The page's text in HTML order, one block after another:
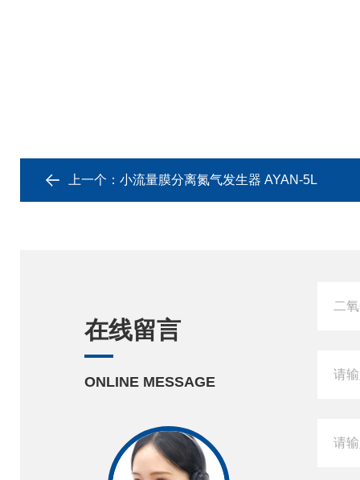
上一个： 小流量膜分离氮气发生器 AYAN-5L
在线留言
ONLINE MESSAGE